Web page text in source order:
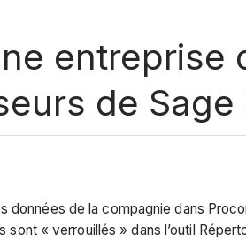
entreprise
de Sage
de la compagnie dans
« verrouillés » dans l’outil